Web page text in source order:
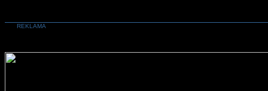
REKLAMA